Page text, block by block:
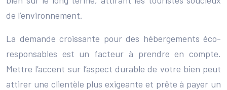
de l’environnement.
La demande croissante pour des hébergements éco-
responsables est un facteur à prendre en compte.
Mettre l’accent sur l’aspect durable de votre bien peut
attirer une clientèle plus exigeante et prête à payer un